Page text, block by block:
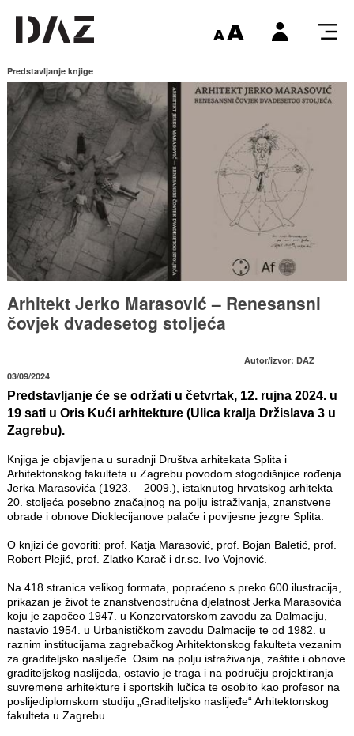
Predstavljanje knjige
Arhitekt Jerko Marasović – Renesansni
čovjek dvadesetog stoljeća
Autor/izvor: DAZ
03/09/2024
Predstavljanje će se održati u četvrtak, 12. rujna 2024. u
19 sati u Oris Kući arhitekture (Ulica kralja Držislava 3 u
Zagrebu).
Knjiga je objavljena u suradnji Društva arhitekata Splita i
Arhitektonskog fakulteta u Zagrebu povodom stogodišnjice rođenja
Jerka Marasovića (1923. – 2009.), istaknutog hrvatskog arhitekta
20. stoljeća posebno značajnog na polju istraživanja, znanstvene
obrade i obnove Dioklecijanove palače i povijesne jezgre Splita.
O knjizi će govoriti: prof. Katja Marasović, prof. Bojan Baletić, prof.
Robert Plejić, prof. Zlatko Karač i dr.sc. Ivo Vojnović.
Na 418 stranica velikog formata, popraćeno s preko 600 ilustracija,
prikazan je život te znanstvenostručna djelatnost Jerka Marasovića
koju je započeo 1947. u Konzervatorskom zavodu za Dalmaciju,
nastavio 1954. u Urbanističkom zavodu Dalmacije te od 1982. u
raznim institucijama zagrebačkog Arhitektonskog fakulteta vezanim
za graditeljsko naslijeđe. Osim na polju istraživanja, zaštite i obnove
graditeljskog naslijeđa, ostavio je traga i na području projektiranja
suvremene arhitekture i sportskih lučica te osobito kao profesor na
poslijediplomskom studiju „Graditeljsko naslijeđe“ Arhitektonskog
fakulteta u Zagrebu.